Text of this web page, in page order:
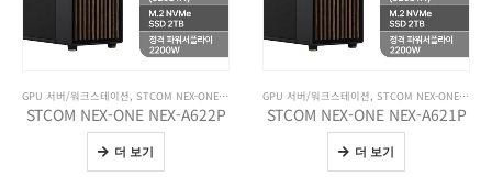
GPU 서버/워크스테이션, STCOM NEX-ONE 워크스테이션 ,기업용 제품,전체 제품보기
STCOM NEX-ONE NEX-A622P
더 보기
GPU 서버/워크스테이션, STCOM NEX-ONE 워크스테이션
STCOM NEX-ONE NEX-A621P
더 보기